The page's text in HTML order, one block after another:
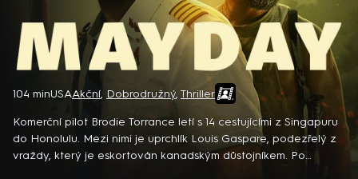
Mayday
104 minUSAAkční, Dobrodružný, Thriller
Komerční pilot Brodie Torrance letí s 14 cestujícími z Singapuru
do Honolulu. Mezi nimi je uprchlík Louis Gaspare, podezřelý z
vraždy, který je eskortován kanadským důstojníkem. Po
Detektiv Karl Alberg přijíždí do přímořského městečka Gibsons,
aby zde převzal vedení místní policie a začal nový život po
bolestivém rozvodu. Společně se svým týmem odhaluje temná
tajemství, která narušují poklidnou atmosféru komunity a
současně se snaží zvládnout komplikovaný vztah s dospívající
8 epizod